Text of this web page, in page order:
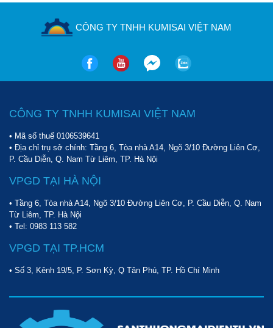
CÔNG TY TNHH KUMISAI VIỆT NAM
CÔNG TY TNHH KUMISAI VIỆT NAM
• Mã số thuế 0106539641
• Địa chỉ trụ sở chính: Tầng 6, Tòa nhà A14, Ngõ 3/10 Đường Liên Cơ,
P. Cầu Diễn, Q. Nam Từ Liêm, TP. Hà Nội
VPGD TẠI HÀ NỘI
• Tầng 6, Tòa nhà A14, Ngõ 3/10 Đường Liên Cơ, P. Cầu Diễn, Q. Nam
Từ Liêm, TP. Hà Nội
• Tel: 0983 113 582
VPGD TẠI TP.HCM
• Số 3, Kênh 19/5, P. Sơn Kỳ, Q Tân Phú, TP. Hồ Chí Minh